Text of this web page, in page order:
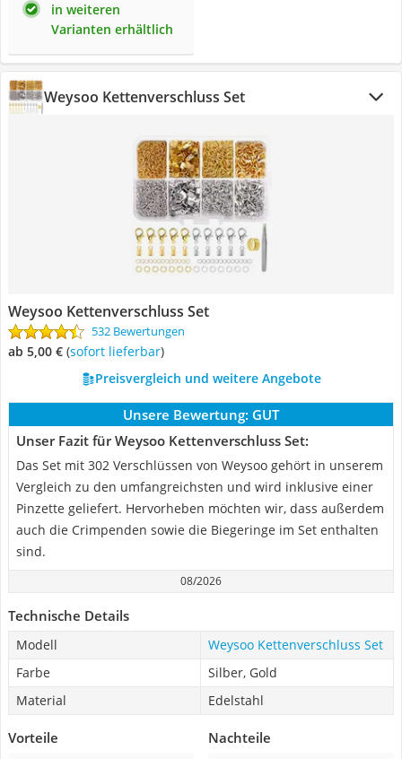
in weiteren
Varianten erhältlich
Weysoo Kettenverschluss Set
Weysoo Kettenverschluss Set
532 Bewertungen
ab 5,00 € ( Sofort lieferbar)
Preisvergleich und weitere Angebote
Unsere Bewertung: GUT
Unser Fazit für Weysoo Kettenverschluss Set:
Das Set mit 302 Verschlüssen von Weysoo gehört in unserem
Vergleich zu den umfangreichsten und wird inklusive einer
Pinzette geliefert. Hervorheben möchten wir, dass außerdem
auch die Crimpenden sowie die Biegeringe im Set enthalten
sind.
08/2026
Technische Details
Modell
Weysoo Kettenverschluss Set
Farbe
Silber, Gold
Material
Edelstahl
Vorteile Nachteile